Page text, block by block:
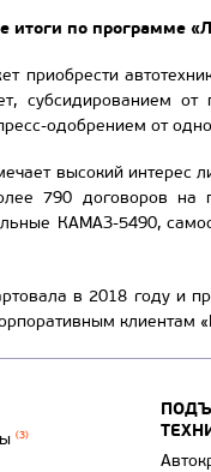
по программе
субсидированием
одобрением от
высокий интерес
790 договоров на
КАМАЗ-5490,
в 2018 году и
(3)